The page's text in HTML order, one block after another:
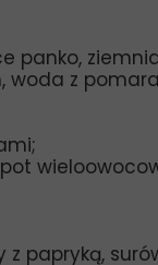
panko,
woda z
z papryką,